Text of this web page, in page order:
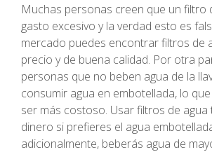
Muchas personas creen que un filtro
gasto excesivo y la verdad esto es
mercado puedes encontrar filtros de
precio y de buena calidad. Por otra
personas que no beben agua de la
consumir agua en embotellada, lo
ser más costoso. Usar filtros de
dinero si prefieres el agua
adicionalmente, beberás agua de